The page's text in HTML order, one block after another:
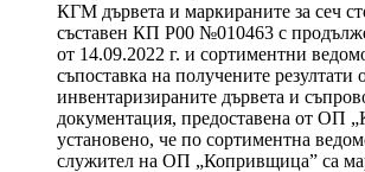
КГМ дървета и маркираните за сеч
съставен КП Р00 №010463 с
от 14.09.2022 г. и сортиментни
съпоставка на получените резултати
инвентаризираните дървета и
документация, предоставена от ОП
установено, че по сортиментна
служител на ОП „Копривщица” са